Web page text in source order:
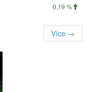
0,19 %
Více →